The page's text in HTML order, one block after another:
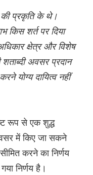
की प्रकृति के थे।
किस शर्त पर दिया
क्षेत्र और विशेष
अवसर प्रदान
योग्य दायित्व नहीं
रूप से एक शुद्ध
में किए जा सकने
करने का निर्णय
निर्णय है।